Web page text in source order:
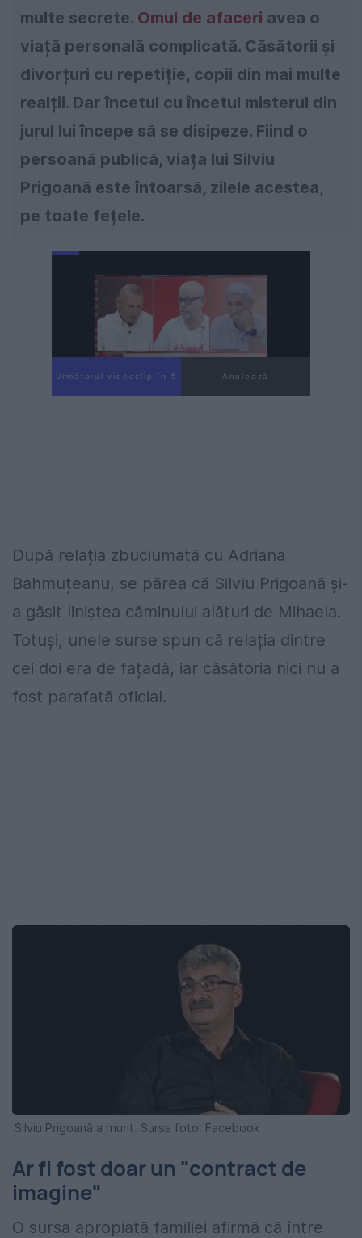
multe secrete. Omul de afaceri avea o
viață personală complicată. Căsătorii și
divorțuri cu repetiție, copii din mai multe
realții. Dar încetul cu încetul misterul din
jurul lui începe să se disipeze. Fiind o
persoană publică, viața lui Silviu
Prigoană este întoarsă, zilele acestea,
pe toate fețele.
Următorul videoclip în 4 Anulează
După relația zbuciumată cu Adriana
Bahmuțeanu, se părea că Silviu Prigoană și-
a găsit liniștea căminului alături de Mihaela.
Totuși, unele surse spun că relația dintre
cei doi era de fațadă, iar căsătoria nici nu a
fost parafată oficial.
Silviu Prigoană a murit. Sursa foto: Facebook
Ar fi fost doar un "contract de
imagine"
O sursa apropiată familiei afirmă că între